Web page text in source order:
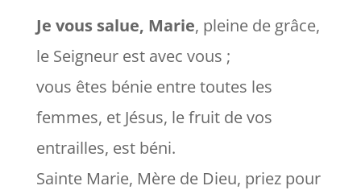
Je vous salue, Marie, pleine de grâce,
le Seigneur est avec vous ;
vous êtes bénie entre toutes les
femmes, et Jésus, le fruit de vos
entrailles, est béni.
Sainte Marie, Mère de Dieu, priez pour